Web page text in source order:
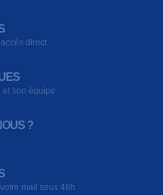
direct
et son équipe
?
mail sous 48h